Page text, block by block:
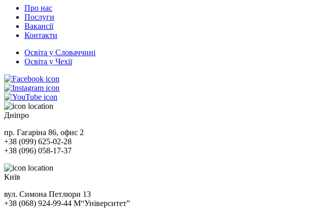
Про нас
Послуги
Вакансії
Контакти
Освіта у Словаччині
Освіта у Чехії
Дніпро
пр. Гагаріна 86, офис 2
+38 (099) 625-02-28
+38 (096) 058-17-37
Київ
вул. Симона Петлюри 13
+38 (068) 924-99-44 М“Університет”